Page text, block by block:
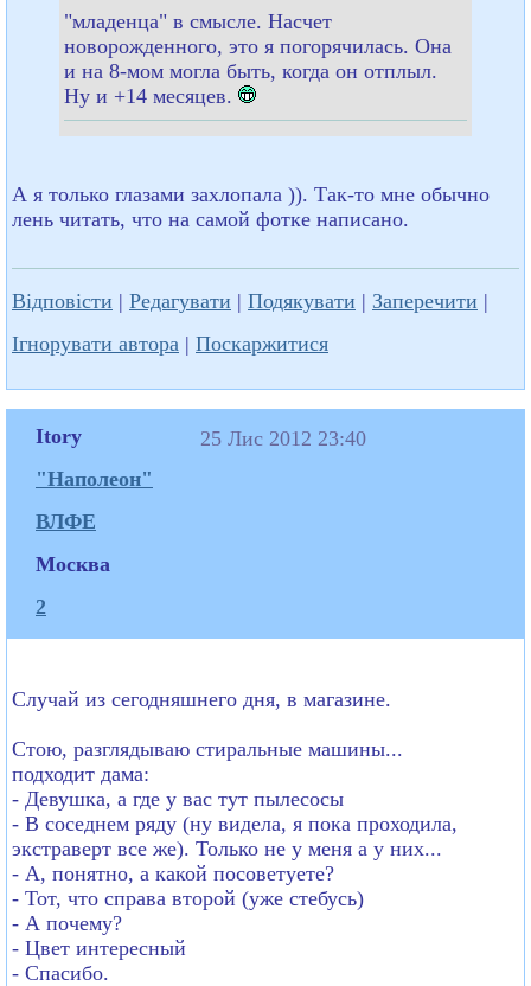
"младенца" в смысле. Насчет
новорожденного, это я погорячилась. Она
и на 8-мом могла быть, когда он отплыл.
Ну и +14 месяцев.
А я только глазами захлопала )). Так-то мне обычно
лень читать, что на самой фотке написано.
Відповісти | Редагувати | Подякувати | Заперечити |
Ігнорувати автора | Поскаржитися
Itory
"Наполеон"
ВЛФЕ
Москва
2
25 Лис 2012 23:40
Случай из сегодняшнего дня, в магазине.
Стою, разглядываю стиральные машины...
подходит дама:
- Девушка, а где у вас тут пылесосы
- В соседнем ряду (ну видела, я пока проходила,
экстраверт все же). Только не у меня а у них...
- А, понятно, а какой посоветуете?
- Тот, что справа второй (уже стебусь)
- А почему?
- Цвет интересный
- Спасибо.